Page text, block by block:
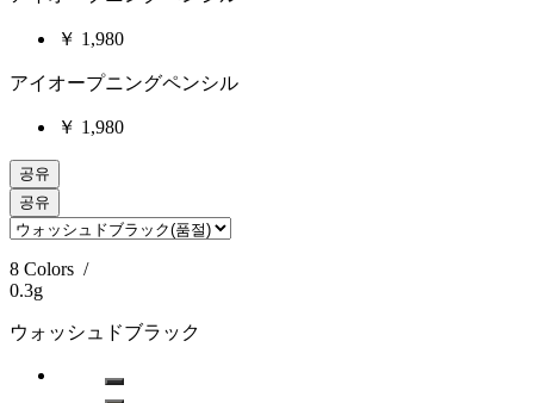
￥ 1,980
アイオープニングペンシル
￥ 1,980
공유
공유
8 Colors /
0.3g
ウォッシュドブラック​